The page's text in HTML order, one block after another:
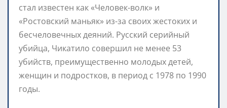
стал известен как «Человек-волк» и
«Ростовский маньяк» из-за своих жестоких и
бесчеловечных деяний. Русский серийный
убийца, Чикатило совершил не менее 53
убийств, преимущественно молодых детей,
женщин и подростков, в период с 1978 по 1990
годы.